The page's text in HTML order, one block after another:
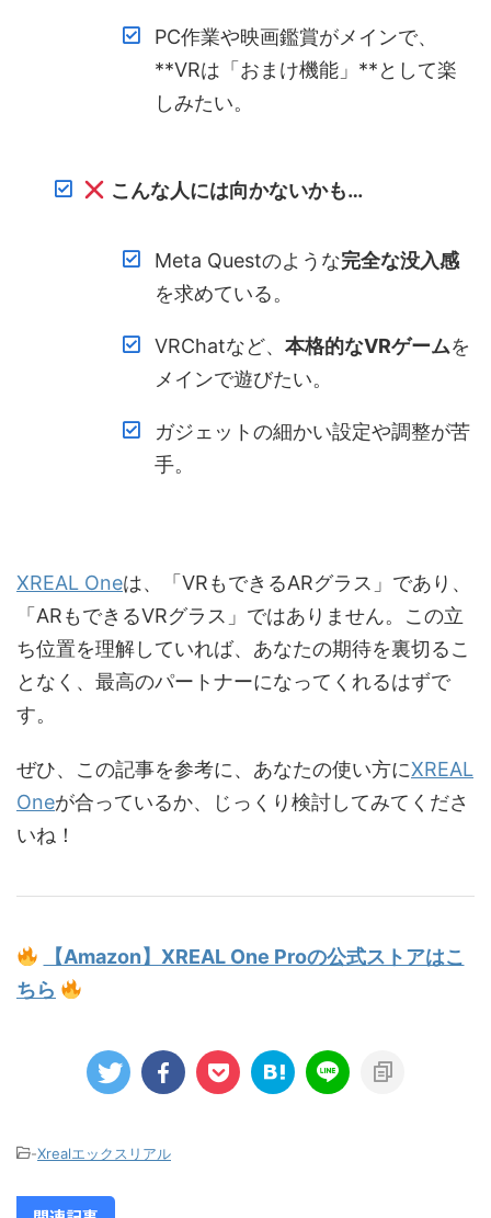
PC作業や映画鑑賞がメインで、
**VRは「おまけ機能」**として楽
しみたい。
こんな人には向かないかも…
Meta Questのような完全な没入感
を求めている。
VRChatなど、 本格的なVRゲームを
メインで遊びたい。
ガジェットの細かい設定や調整が苦
手。
XREAL Oneは、「VRもできるARグラス」であり、
「ARもできるVRグラス」ではありません。この立
ち位置を理解していれば、あなたの期待を裏切るこ
となく、最高のパートナーになってくれるはずで
す。
ぜひ、この記事を参考に、あなたの使い方にXREAL
Oneが合っているか、じっくり検討してみてくださ
いね！
【Amazon】XREAL One Proの公式ストアはこ
ちら
-Xrealエックスリアル